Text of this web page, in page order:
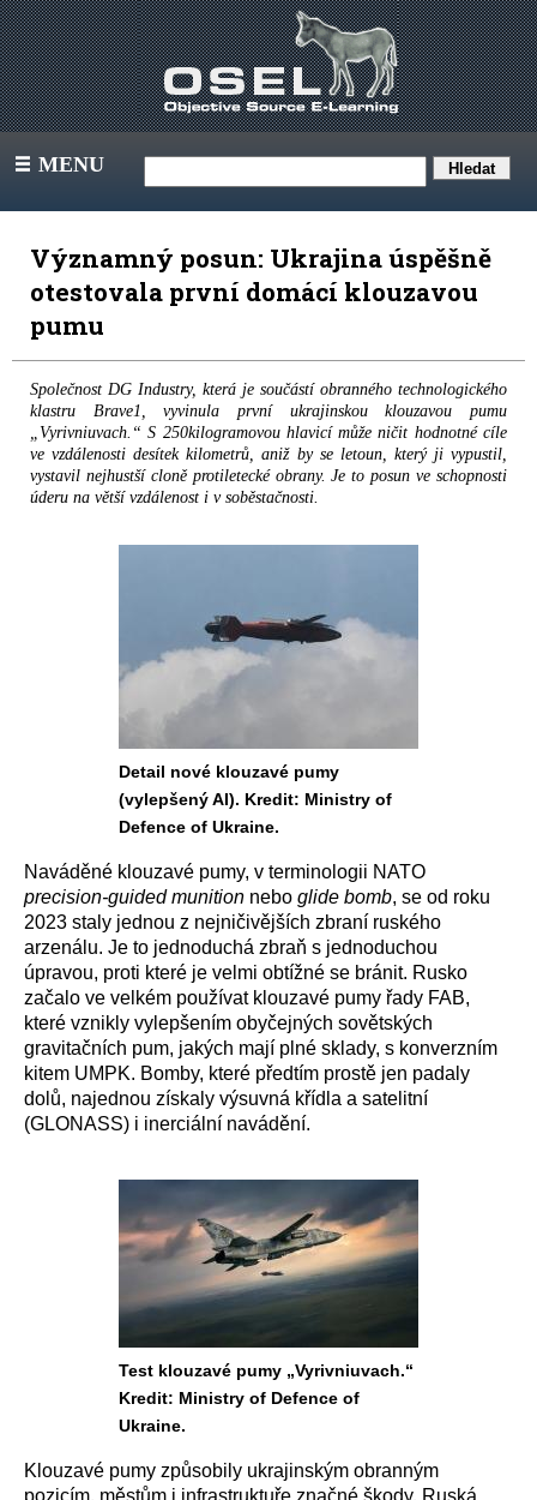
III MENU
Významný posun: Ukrajina úspěšně
otestovala první domácí klouzavou
pumu
Společnost DG Industry, která je součástí obranného technologického
klastru Brave1, vyvinula první ukrajinskou klouzavou pumu
„Vyrivniuvach.“ S 250kilogramovou hlavicí může ničit hodnotné cíle
ve vzdálenosti desítek kilometrů, aniž by se letoun, který ji vypustil,
vystavil nejhustší cloně protiletecké obrany. Je to posun ve schopnosti
úderu na větší vzdálenost i v soběstačnosti.
Detail nové klouzavé pumy
(vylepšený AI). Kredit: Ministry of
Defence of Ukraine.
Naváděné klouzavé pumy, v terminologii NATO
precision-guided munition nebo glide bomb, se od roku
2023 staly jednou z nejničivějších zbraní ruského
arzenálu. Je to jednoduchá zbraň s jednoduchou
úpravou, proti které je velmi obtížné se bránit. Rusko
začalo ve velkém používat klouzavé pumy řady FAB,
které vznikly vylepšením obyčejných sovětských
gravitačních pum, jakých mají plné sklady, s konverzním
kitem UMPK. Bomby, které předtím prostě jen padaly
dolů, najednou získaly výsuvná křídla a satelitní
(GLONASS) i inerciální navádění.
Test klouzavé pumy „Vyrivniuvach.“
Kredit: Ministry of Defence of
Ukraine.
Klouzavé pumy způsobily ukrajinským obranným
pozicím, městům i infrastruktuře značné škody. Ruská